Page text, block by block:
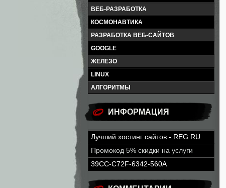
ВЕБ-РАЗРАБОТКА
КОСМОНАВТИКА
РАЗРАБОТКА ВЕБ-САЙТОВ
GOOGLE
ЖЕЛЕЗО
LINUX
АЛГОРИТМЫ
ИНФОРМАЦИЯ
Лучший хостинг сайтов - REG.RU
Промокод 5% скидки на услуги
39CC-C72F-6342-560A